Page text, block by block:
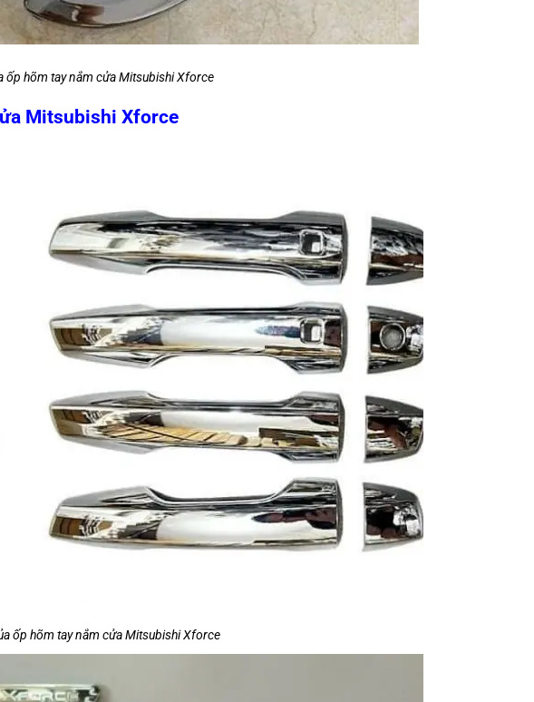
ốp hõm tay nắm cửa Mitsubishi Xforce
Mitsubishi Xforce
ốp hõm tay nắm cửa Mitsubishi Xforce